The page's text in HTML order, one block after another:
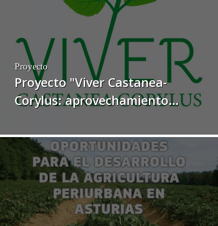
Proyecto
Proyecto "Viver Castanea-
Corylus: aprovechamiento
avellano como eje de desarrollo
rural y de creación de empleo
en Asturias"